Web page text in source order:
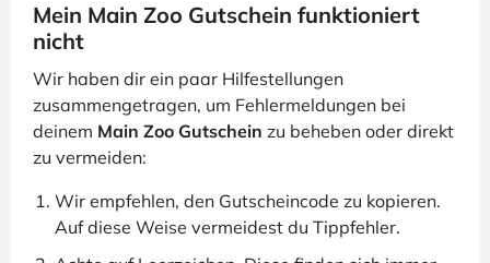
Mein Main Zoo Gutschein funktioniert
nicht
Wir haben dir ein paar Hilfestellungen
zusammengetragen, um Fehlermeldungen bei
deinem Main Zoo Gutschein zu beheben oder direkt
zu vermeiden:
Wir empfehlen, den Gutscheincode zu kopieren.
Auf diese Weise vermeidest du Tippfehler.